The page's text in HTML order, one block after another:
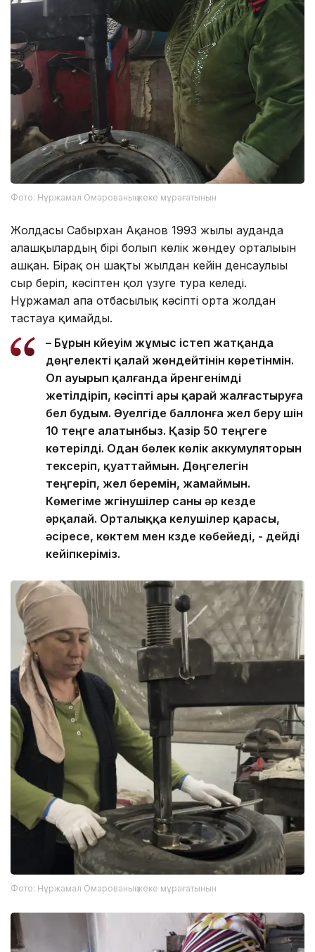
Фото: Нұржамал Омарованың жеке мұрағатынын
Жолдасы Сабырхан Ақанов 1993 жылы ауданда
алғашқылардың бірі болып көлік жөндеу орталығын
ашқан. Бірақ он шақты жылдан кейін денсаулығы
сыр беріп, кәсіптен қол үзуге тура келеді.
Нұржамал апа отбасылық кәсіпті орта жолдан
тастауға қимайды.
– Бұрын күйеуім жұмыс істеп жатқанда
дөңгелекті қалай жөндейтінін көретінмін.
Ол ауырып қалғанда үйренгенімді
жетілдіріп, кәсіпті ары қарай жалғастыруға
бел будым. Әуелгіде баллонға жел беру үшін
10 теңге алатынбыз. Қазір 50 теңгеге
көтерілді. Одан бөлек көлік аккумуляторын
тексеріп, қуаттаймын. Дөңгелегін
теңгеріп, жел беремін, жамаймын.
Көмегіме жүгінушілер саны әр кезде
әрқалай. Орталыққа келушілер қарасы,
әсіресе, көктем мен күзде көбейеді, - дейді
кейіпкеріміз.
Фото: Нұржамал Омарованың жеке мұрағатынын